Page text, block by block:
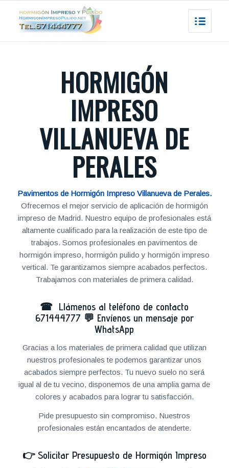
HORMIGÓN
IMPRESO
VILLANUEVA DE
PERALES
Pavimentos de Hormigón Impreso Villanueva de Perales.
Ofrecemos el mejor servicio de aplicación de hormigón
impreso de Madrid. Nuestro equipo de profesionales está
altamente cualificado para la realización de este tipo de
trabajos. Somos profesionales en pavimentos de
hormigón impreso, hormigón pulido y hormigón impreso
vertical. Te garantizamos siempre acabados perfectos.
Trabajamos con materiales de primera calidad.
☎ Llámenos al teléfono de contacto
671444777 💬 Envíenos un mensaje por
WhatsApp
Gracias a los materiales de primera calidad que utilizan
nuestros profesionales te podemos garantizar unos
acabados siempre perfectos. Tu nuevo suelo no será
igual al de tu vecino, disponemos de una amplia gama de
colores y acabados para lograr tu satisfacción.
Pide presupuesto sin compromiso. Nuestros
profesionales están encantados de atenderte.
👉 Solicitar Presupuesto de Hormigón Impreso